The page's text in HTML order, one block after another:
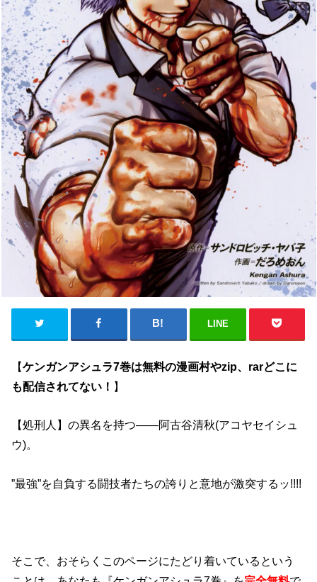
LINE
【ケンガンアシュラ7巻は無料の漫画村やzip、rarどこに
も配信されてない！ 】
【処刑人】の異名を持つ――阿古谷清秋(アコヤセイシュ
ウ)。
”最強”を自負する闘技者たちの誇りと意地が激突するッ!!!!
そこで、おそらくこのページにたどり着いているという